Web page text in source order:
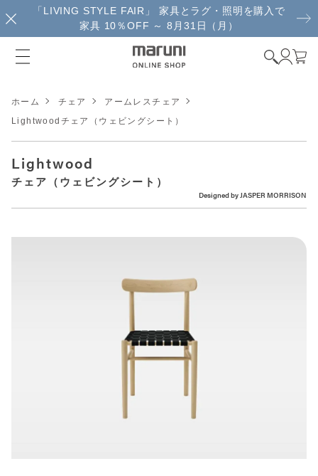
「LIVING STYLE FAIR」 家具とラグ・照明を購入で
家具 10％OFF ～ 8月31日（月）
ホーム チェア
アームレスチェア
Lightwoodチェア（ウェビングシート）
Lightwood
チェア（ウェビングシート）
Designed byJASPER MORRISON